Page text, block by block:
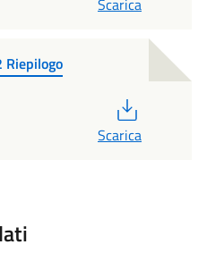
Riepilogo
Scarica